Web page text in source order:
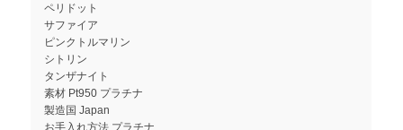
ペリドット
サファイア
ピンクトルマリン
シトリン
タンザナイト
素材 Pt950 プラチナ
製造国 Japan
お手入れ方法 プラチナ